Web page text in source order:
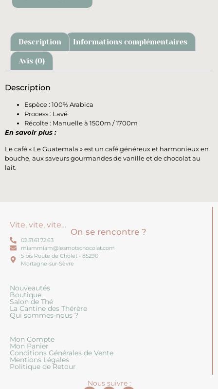
Description Informations complémentaires
Avis (0)
Description
Espèce : 100% Arabica
Process : Lavé
Récolte : Manuelle à 1500m / 1700m
En savoir plus :
Le café « Le Guatemala » est un café généreux et harmonieux en
bouche, aux saveurs gourmandes de vanille et de chocolat au
lait.
Vite, vite, vite…
On se rencontre ?
02.51.61.72.63
miammiam@lesmotschocolat.com
5 bis Route de Cholet - 85290
Mortagne-sur-Sèvre
Nouveautés
Boutique
Salon de Thé
La Cantine des Thérère
Qui sommes-nous ?
Mon Compte
Mon Panier
Conditions Générales de Vente
Mentions Légales
Politique de Retour
Nous suivre :